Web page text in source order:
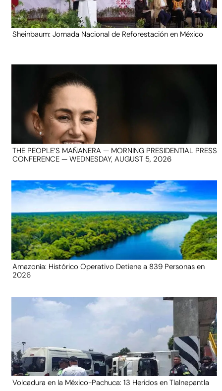
Sheinbaum: Jornada Nacional de Reforestación en México
THE PEOPLE’S MAÑANERA — MORNING PRESIDENTIAL PRESS
CONFERENCE — WEDNESDAY, AUGUST 5, 2026
Amazonía: Histórico Operativo Detiene a 839 Personas en
2026
Volcadura en la México-Pachuca: 13 Heridos en Tlalnepantla